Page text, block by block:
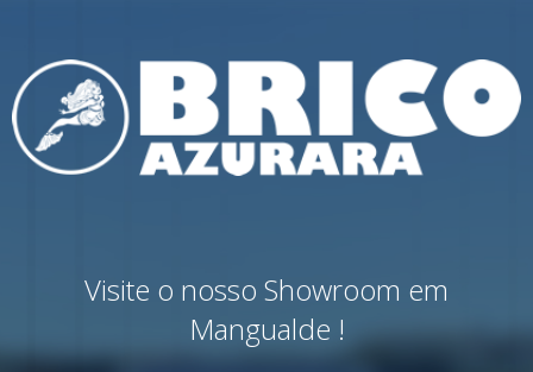
Visite o nosso Showroom em
Mangualde !